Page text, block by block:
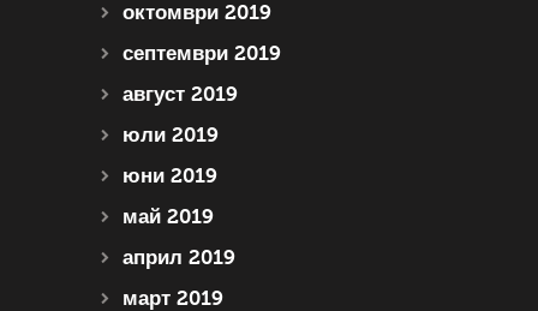
октомври 2019
септември 2019
август 2019
юли 2019
юни 2019
май 2019
април 2019
март 2019